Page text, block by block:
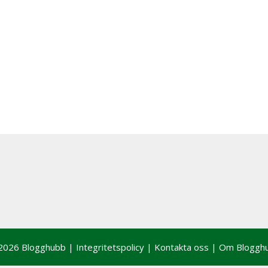
Blogghubb | Integritetspolicy | Kontakta oss | Om